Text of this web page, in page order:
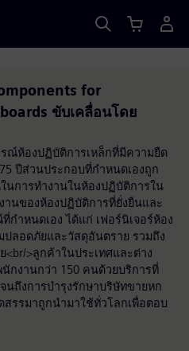
for
ขับเคลื่อนโดย
ณ์ห้องปฏิบัติการเหล็กที่มีความยืด
ปีส่วนประกอบที่กำหนดเองถูก
การทำงานในห้องปฏิบัติการใน
นของห้องปฏิบัติการที่ยั่งยืนและ
ำหนดเอง ได้แก่ เฟอร์นิเจอร์ห้อง
ลอดภัยและวัสดุอันตราย รวมถึง
>ลูกค้าในประเทศและต่าง
กงานกว่า 150 คนด้วยบริการที่
นถึงการบำรุงรักษาบริษัทขายหก
รรมาถูกนำมาใช้ทั่วโลกเพื่อตอบ